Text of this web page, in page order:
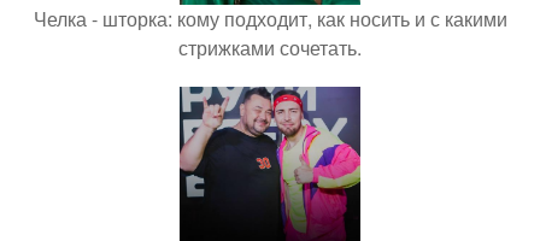
Челка - шторка: кому подходит, как носить и с какими
стрижками сочетать.